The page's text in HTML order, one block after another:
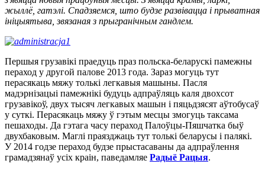
жыллё, гатэлі. Спадзяемся, што будзе развівацца і прыватная
ініцыятыва, звязаная з прыгранічным гандлем.
Першыя грузавікі праедуць праз польска-беларускі памежны
пераход у другой палове 2013 года. Зараз могуць тут
перасякаць мяжу толькі легкавыя машыны. Пасля
мадэрнізацыі памежнікі будуць адпраўляць каля двохсот
грузавікоў, двух тысяч легкавых машын і пяцьдзясят аўтобусаў
у суткі. Перасякаць мяжу ў гэтым месцы змогуць таксама
пешаходы. Да гэтага часу пераход Палоўцы-Пяшчатка быў
двухбаковым. Маглі праязджаць тут толькі беларусы і палякі.
У 2014 годзе пераход будзе прыстасаваны да адпраўлення
грамадзянаў усіх краін, паведамляе Радыё Рацыя.